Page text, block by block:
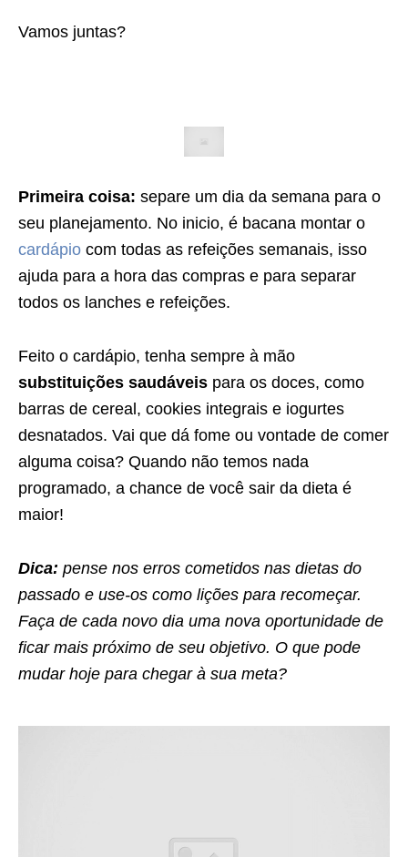
Vamos juntas?
Primeira coisa: separe um dia da semana para o
seu planejamento. No inicio, é bacana montar o
cardápio com todas as refeições semanais, isso
ajuda para a hora das compras e para separar
todos os lanches e refeições.
Feito o cardápio, tenha sempre à mão
substituições saudáveis para os doces, como
barras de cereal, cookies integrais e iogurtes
desnatados. Vai que dá fome ou vontade de comer
alguma coisa? Quando não temos nada
programado, a chance de você sair da dieta é
maior!
Dica: pense nos erros cometidos nas dietas do
passado e use-os como lições para recomeçar.
Faça de cada novo dia uma nova oportunidade de
ficar mais próximo de seu objetivo. O que pode
mudar hoje para chegar à sua meta?